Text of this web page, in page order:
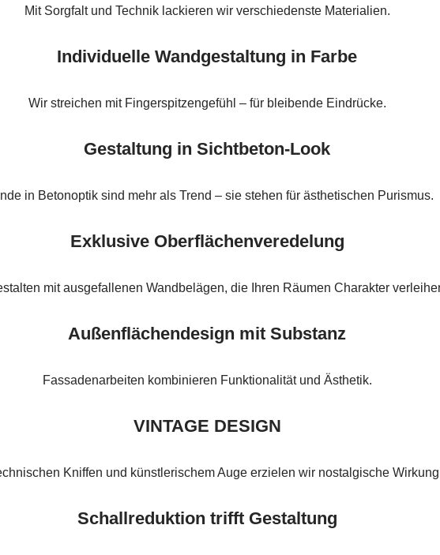
Mit Sorgfalt und Technik lackieren wir verschiedenste Materialien.
Individuelle Wandgestaltung in Farbe
Wir streichen mit Fingerspitzengefühl – für bleibende Eindrücke.
Gestaltung in Sichtbeton-Look
in Betonoptik sind mehr als Trend – sie stehen für ästhetischen Purismus.
Exklusive Oberflächenveredelung
mit ausgefallenen Wandbelägen, die Ihren Räumen Charakter
Außenflächendesign mit Substanz
Fassadenarbeiten kombinieren Funktionalität und Ästhetik.
VINTAGE DESIGN
Kniffen und künstlerischem Auge erzielen wir nostalgische
Schallreduktion trifft Gestaltung